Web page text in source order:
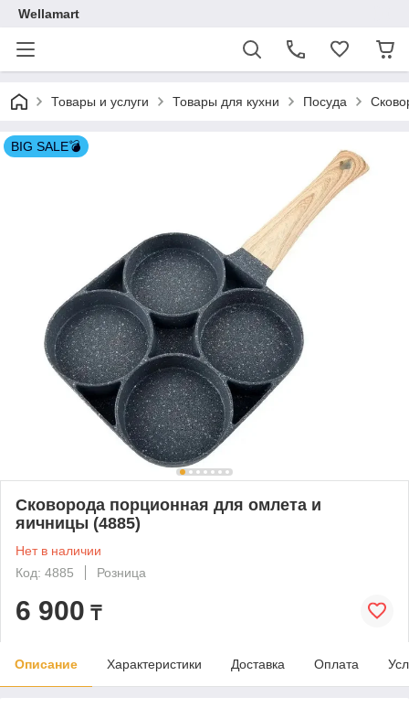
Wellamart
Товары и услуги Товары для кухни Посуда
BIG SALE💣
Сковорода порционная для омлета и
яичницы (4885)
Нет в наличии
Код: 4885
Розница
6 900 ₸
Описание Характеристики Доставка Оплата